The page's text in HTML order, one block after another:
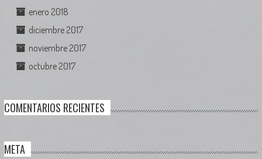
enero 2018
diciembre 2017
noviembre 2017
octubre 2017
COMENTARIOS RECIENTES
META